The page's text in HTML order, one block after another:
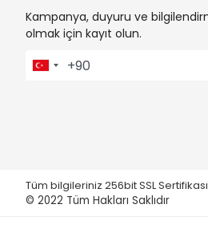
Kampanya, duyuru ve
olmak için kayıt olun.
Tüm bilgileriniz 256bit SSL
© 2022 Tüm Hakları Saklıdır